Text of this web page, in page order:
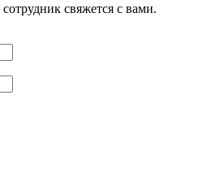
свяжется с вами.